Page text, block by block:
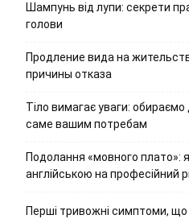
Шампунь від лупи: секрети
голови
Продление вида на
причины отказа
Тіло вимагає уваги: обираємо
саме вашим потребам
Подолання «мовного плато»:
англійською на професійний
Перші тривожні симптоми,